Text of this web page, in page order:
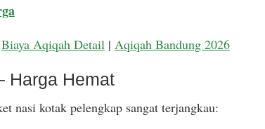
Biaya Aqiqah Detail| Aqiqah Bandung 2026
Harga Hemat
nasi kotak pelengkap sangat terjangkau: